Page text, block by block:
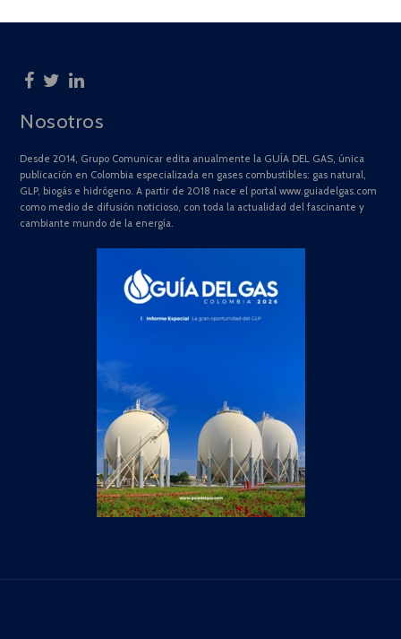
Nosotros
Desde 2014, Grupo Comunicar edita anualmente la GUÍA DEL GAS, única
publicación en Colombia especializada en gases combustibles: gas natural,
GLP, biogás e hidrógeno. A partir de 2018 nace el portal www.guiadelgas.com
como medio de difusión noticioso, con toda la actualidad del fascinante y
cambiante mundo de la energía.